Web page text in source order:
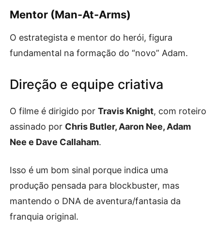
Mentor (Man-At-Arms)
O estrategista e mentor do herói, figura
fundamental na formação do “novo” Adam.
Direção e equipe criativa
O filme é dirigido por Travis Knight, com roteiro
assinado por Chris Butler, Aaron Nee, Adam
Nee e Dave Callaham.
Isso é um bom sinal porque indica uma
produção pensada para blockbuster, mas
mantendo o DNA de aventura/fantasia da
franquia original.